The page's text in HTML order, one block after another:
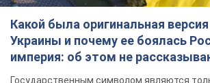
символа 90-х и как они выглядят
Несмотря на развитие карьеры, артист не
забывал о личном счастье
7 годин тому 6,9 т.